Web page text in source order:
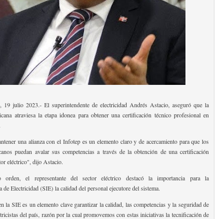
19 julio 2023.- El superintendente de electricidad Andrés Astacio, aseguró que la
atraviesa la etapa idonea para obtener una certificación técnico profesional en
una alianza con el Infotep es un elemento claro y de acercamiento para que los
puedan avalar sus competencias a través de la obtención de una certificación
eléctrico", dijo Astacio.
orden, el representante del sector eléctrico destacó la importancia para la
de Electricidad (SIE) la calidad del personal ejecutore del sistema.
la SIE es un elemento clave garantizar la calidad, las competencias y la seguridad de
del país, razón por la cual promovemos con estas iniciativas la tecnificación de